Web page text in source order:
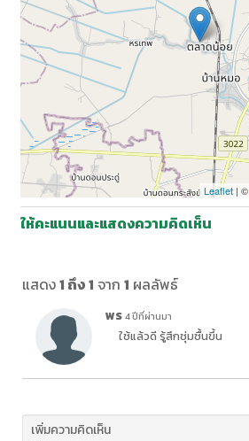
Leaflet| ©
ให้คะแนนและแสดงความคิดเห็น
แสดง1 ถึง 1 จาก 1 ผลลัพธ์
พร4 ปีที่ผ่านมา
ใช้แล้วดี รู้สึกชุ่มชื้นขึ้น
เพิ่มความคิดเห็น